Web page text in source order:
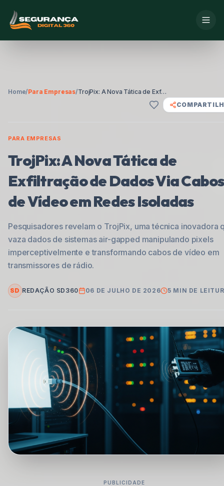
Home/Para Empresas/
TrojPix: A Nova Tática de Exfiltração de Dados Via Cabos de Vídeo em Redes Isoladas
PARA EMPRESAS
TrojPix: A Nova Tática de
Exfiltração de Dados Via Cabos
de Vídeo em Redes Isoladas
Pesquisadores revelam o TrojPix, uma técnica inovadora
vaza dados de sistemas air-gapped manipulando pixels
imperceptivelmente e transformando cabos de vídeo em
transmissores de rádio.
SD REDAÇÃO SD360 06 DE JULHO DE 2026 5 MIN DE
PUBLICIDADE